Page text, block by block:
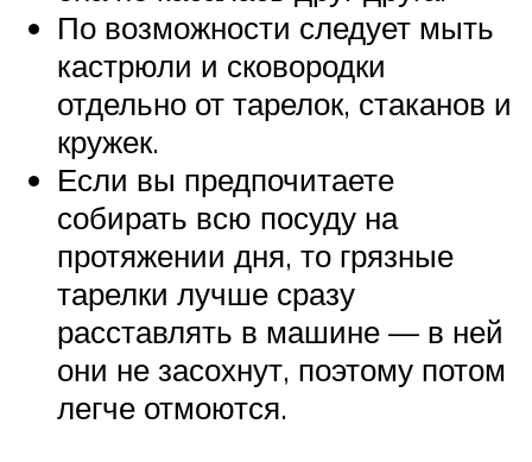
По возможности следует мыть
кастрюли и сковородки
отдельно от тарелок, стаканов и
кружек.
Если вы предпочитаете
собирать всю посуду на
протяжении дня, то грязные
тарелки лучше сразу
расставлять в машине — в ней
они не засохнут, поэтому потом
легче отмоются.